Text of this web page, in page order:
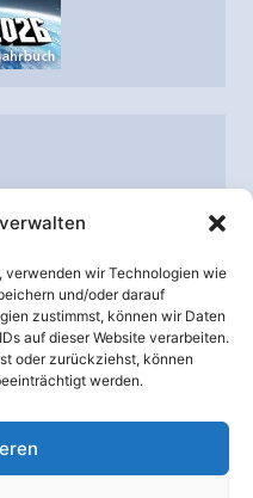
verwenden wir Technologien wie
und/oder darauf
zustimmst, können wir Daten
auf dieser Website verarbeiten.
oder zurückziehst, können
werden.